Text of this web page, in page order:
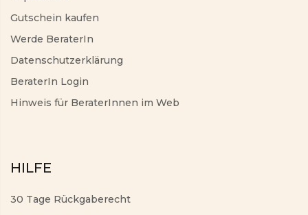
Gutschein kaufen
Werde BeraterIn
Datenschutzerklärung
BeraterIn Login
Hinweis für BeraterInnen im Web
HILFE
30 Tage Rückgaberecht